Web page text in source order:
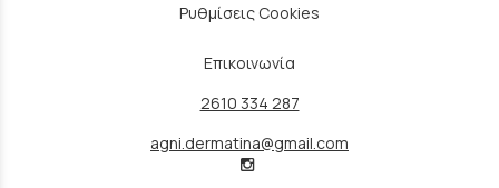
Ρυθμίσεις Cookies
Επικοινωνία
2610 334 287
agni.dermatina@gmail.com